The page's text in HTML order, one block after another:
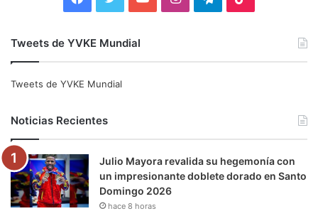
e
o
o
k
t
e
r
b
e
g
r
r
a
k
Tweets de YVKE Mundial
Tweets de YVKE Mundial
Noticias Recientes
Julio Mayora revalida su hegemonía con
un impresionante doblete dorado en Santo
Domingo 2026
hace 8 horas